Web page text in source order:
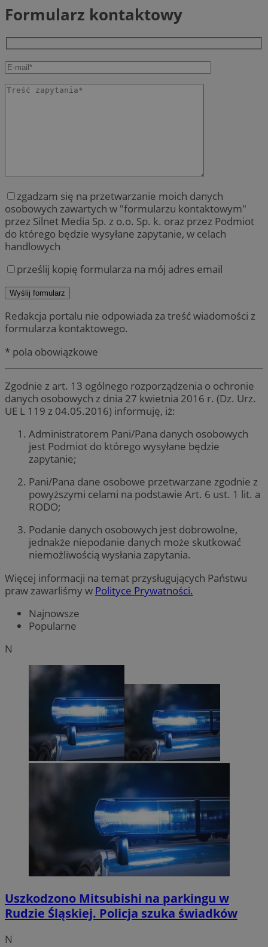
Formularz kontaktowy
zgadzam się na przetwarzanie moich danych
osobowych zawartych w "formularzu kontaktowym"
przez Silnet Media Sp. z o.o. Sp. k. oraz przez Podmiot
do którego będzie wysyłane zapytanie, w celach
handlowych
prześlij kopię formularza na mój adres email
Redakcja portalu nie odpowiada za treść wiadomości z
formularza kontaktowego.
* pola obowiązkowe
Zgodnie z art. 13 ogólnego rozporządzenia o ochronie
danych osobowych z dnia 27 kwietnia 2016 r. (Dz. Urz.
UE L 119 z 04.05.2016) informuję, iż:
Administratorem Pani/Pana danych osobowych
jest Podmiot do którego wysyłane będzie
zapytanie;
Pani/Pana dane osobowe przetwarzane zgodnie z
powyższymi celami na podstawie Art. 6 ust. 1 lit. a
RODO;
Podanie danych osobowych jest dobrowolne,
jednakże niepodanie danych może skutkować
niemożliwością wysłania zapytania.
Więcej informacji na temat przysługujących Państwu
praw zawarliśmy w Polityce Prywatności.
Najnowsze
Popularne
N
Uszkodzono Mitsubishi na parkingu w
Rudzie Śląskiej. Policja szuka świadków
N